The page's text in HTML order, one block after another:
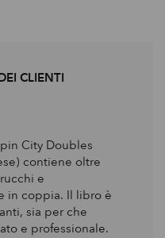
CLIENTI
City Doubles
contiene oltre
e
in coppia. Il libro è
sia per che
e professionale.